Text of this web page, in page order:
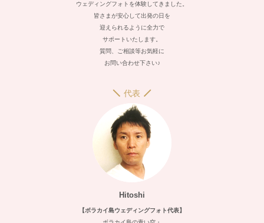
ウェディングフォトを体験してきました。
皆さまが安心して出発の日を
迎えられるように全力で
サポートいたします。
質問、ご相談等お気軽に
お問い合わせ下さい♪
代表
Hitoshi
【ボラカイ島ウェディングフォト代表】